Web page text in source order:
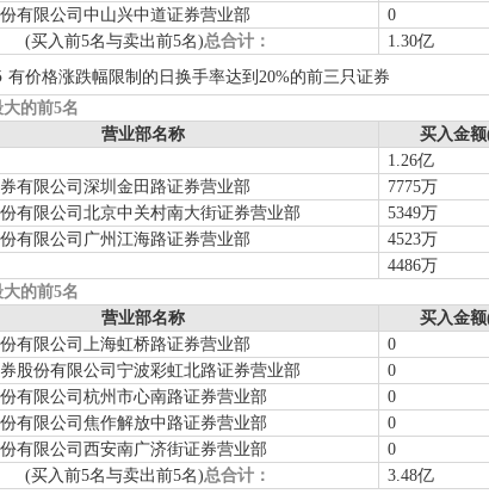
有限公司中山兴中道证券营业部
0
(买入前5名与卖出前5名)总合计： 1.30亿
有价格涨跌幅限制的日换手率达到20%的前三只证券
的前5名
营业部名称
买入金
1.26亿
有限公司深圳金田路证券营业部
7775万
有限公司北京中关村南大街证券营业部
5349万
有限公司广州江海路证券营业部
4523万
4486万
的前5名
营业部名称
买入金
有限公司上海虹桥路证券营业部
0
股份有限公司宁波彩虹北路证券营业部
0
有限公司杭州市心南路证券营业部
0
有限公司焦作解放中路证券营业部
0
有限公司西安南广济街证券营业部
0
(买入前5名与卖出前5名)总合计： 3.48亿